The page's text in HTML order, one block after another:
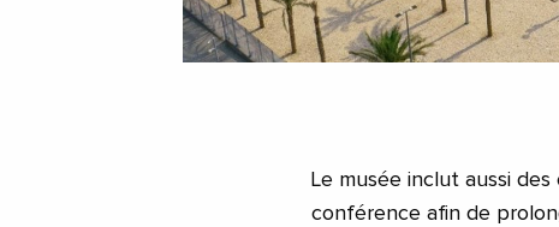
Le musée inclut aussi
conférence afin de